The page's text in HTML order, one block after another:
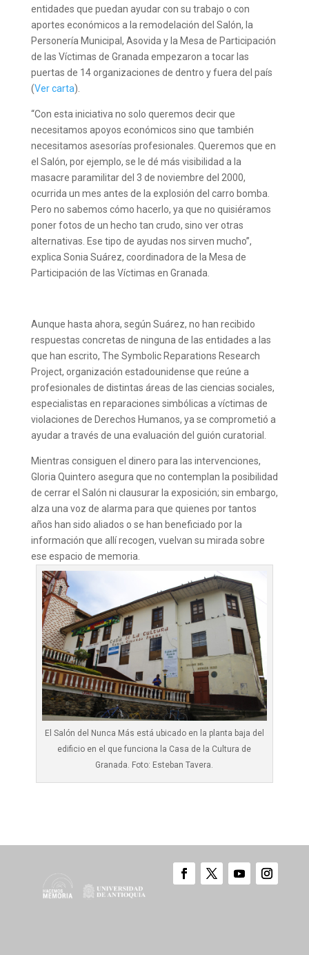
entidades que puedan ayudar con su trabajo o con
aportes económicos a la remodelación del Salón, la
Personería Municipal, Asovida y la Mesa de Participación
de las Víctimas de Granada empezaron a tocar las
puertas de 14 organizaciones de dentro y fuera del país
(Ver carta).
“Con esta iniciativa no solo queremos decir que
necesitamos apoyos económicos sino que también
necesitamos asesorías profesionales. Queremos que en
el Salón, por ejemplo, se le dé más visibilidad a la
masacre paramilitar del 3 de noviembre del 2000,
ocurrida un mes antes de la explosión del carro bomba.
Pero no sabemos cómo hacerlo, ya que no quisiéramos
poner fotos de un hecho tan crudo, sino ver otras
alternativas. Ese tipo de ayudas nos sirven mucho”,
explica Sonia Suárez, coordinadora de la Mesa de
Participación de las Víctimas en Granada.
Aunque hasta ahora, según Suárez, no han recibido
respuestas concretas de ninguna de las entidades a las
que han escrito, The Symbolic Reparations Research
Project, organización estadounidense que reúne a
profesionales de distintas áreas de las ciencias sociales,
especialistas en reparaciones simbólicas a víctimas de
violaciones de Derechos Humanos, ya se comprometió a
ayudar a través de una evaluación del guión curatorial.
Mientras consiguen el dinero para las intervenciones,
Gloria Quintero asegura que no contemplan la posibilidad
de cerrar el Salón ni clausurar la exposición; sin embargo,
alza una voz de alarma para que quienes por tantos
años han sido aliados o se han beneficiado por la
información que allí recogen, vuelvan su mirada sobre
ese espacio de memoria.
El Salón del Nunca Más está ubicado en la planta baja del
edificio en el que funciona la Casa de la Cultura de
Granada. Foto: Esteban Tavera.